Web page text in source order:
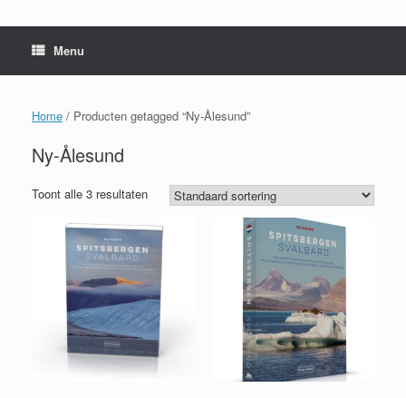
Menu
Home / Producten getagged “Ny-Ålesund”
Ny-Ålesund
Toont alle 3 resultaten